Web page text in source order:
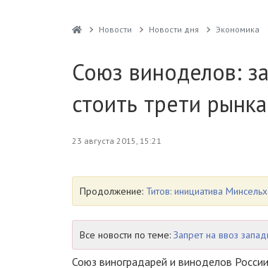
Новости Новости дня Экономика
Союз виноделов:
стоить трети
23 августа 2015, 15:21
Продолжение: Титов: инициатива
Все новости по теме: Запрет на ввоз
Союз виноградарей и виноделов